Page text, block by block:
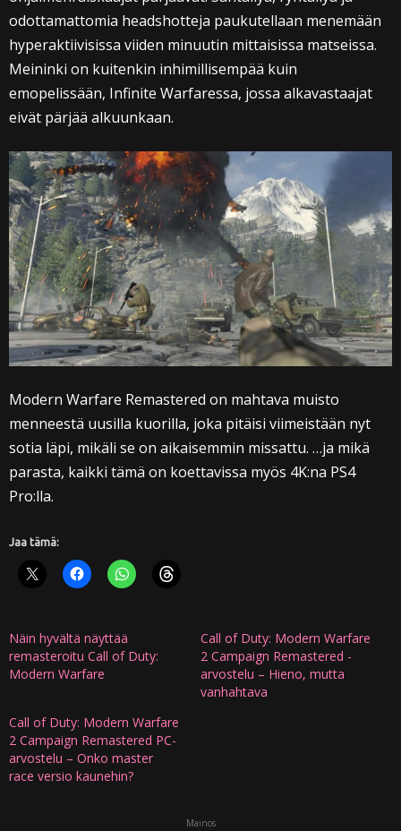
odottamattomia headshotteja paukutellaan menemään
hyperaktiivisissa viiden minuutin mittaisissa matseissa.
Meininki on kuitenkin inhimillisempää kuin
emopelissään, Infinite Warfaressa, jossa alkavastaajat
eivät pärjää alkuunkaan.
Modern Warfare Remastered on mahtava muisto
menneestä uusilla kuorilla, joka pitäisi viimeistään nyt
sotia läpi, mikäli se on aikaisemmin missattu. …ja mikä
parasta, kaikki tämä on koettavissa myös 4K:na PS4
Pro:lla.
Jaa tämä:
Näin hyvältä näyttää
remasteroitu Call of Duty:
Modern Warfare
Call of Duty: Modern Warfare
2 Campaign Remastered -
arvostelu – Hieno, mutta
vanhahtava
Call of Duty: Modern Warfare
2 Campaign Remastered PC-
arvostelu – Onko master
race versio kaunehin?
Mainos